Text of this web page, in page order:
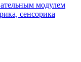
модулем
сенсорика